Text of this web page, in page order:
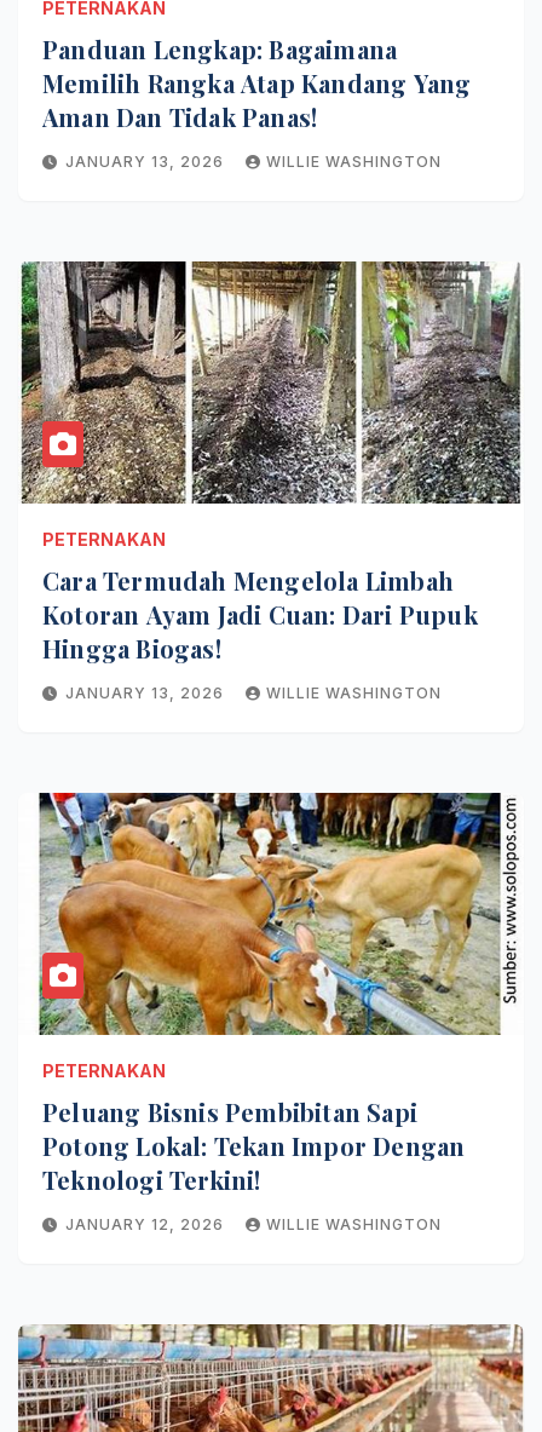
PETERNAKAN
Panduan Lengkap: Bagaimana
Memilih Rangka Atap Kandang Yang
Aman Dan Tidak Panas!
JANUARY 13, 2026 WILLIE WASHINGTON
PETERNAKAN
Cara Termudah Mengelola Limbah
Kotoran Ayam Jadi Cuan: Dari Pupuk
Hingga Biogas!
JANUARY 13, 2026 WILLIE WASHINGTON
PETERNAKAN
Peluang Bisnis Pembibitan Sapi
Potong Lokal: Tekan Impor Dengan
Teknologi Terkini!
JANUARY 12, 2026 WILLIE WASHINGTON